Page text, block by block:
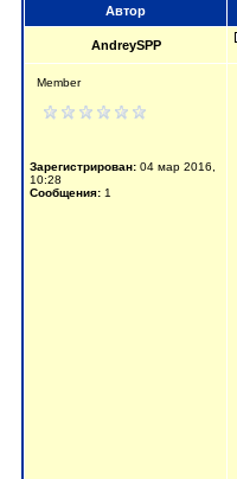
Автор
AndreySPP
Member
Зарегистрирован: 04 мар 2016,
10:28
Сообщения: 1